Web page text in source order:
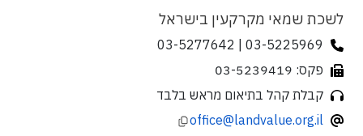
לשכת שמאי מקרקעין בישראל
03-5225969 | 03-5277642
פקס: 03-5239419
קבלת קהל בתיאום מראש בלבד
office@landvalue.org.il